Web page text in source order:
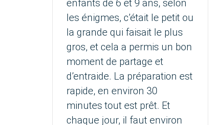
enfants de 6 et 9 ans, selon
les énigmes, c’était le petit ou
la grande qui faisait le plus
gros, et cela a permis un bon
moment de partage et
d’entraide. La préparation est
rapide, en environ 30
minutes tout est prêt. Et
chaque jour, il faut environ